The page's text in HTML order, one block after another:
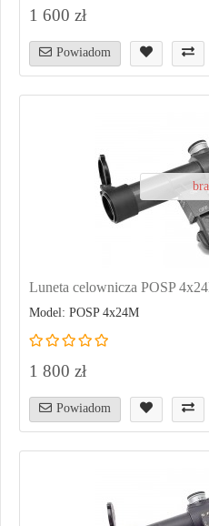
1 600 zł
Powiadom
Luneta celownicza POSP
Model: POSP 4x24M
1 800 zł
Powiadom